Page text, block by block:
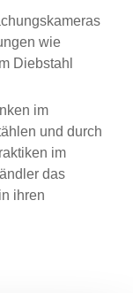
wie
Diebstahl
im
und durch
im
das
ihren